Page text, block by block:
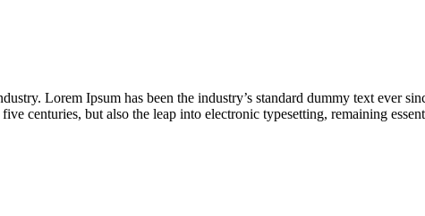
Lorem Ipsum has been the industry’s standard dummy text ever
centuries, but also the leap into electronic typesetting, remaining